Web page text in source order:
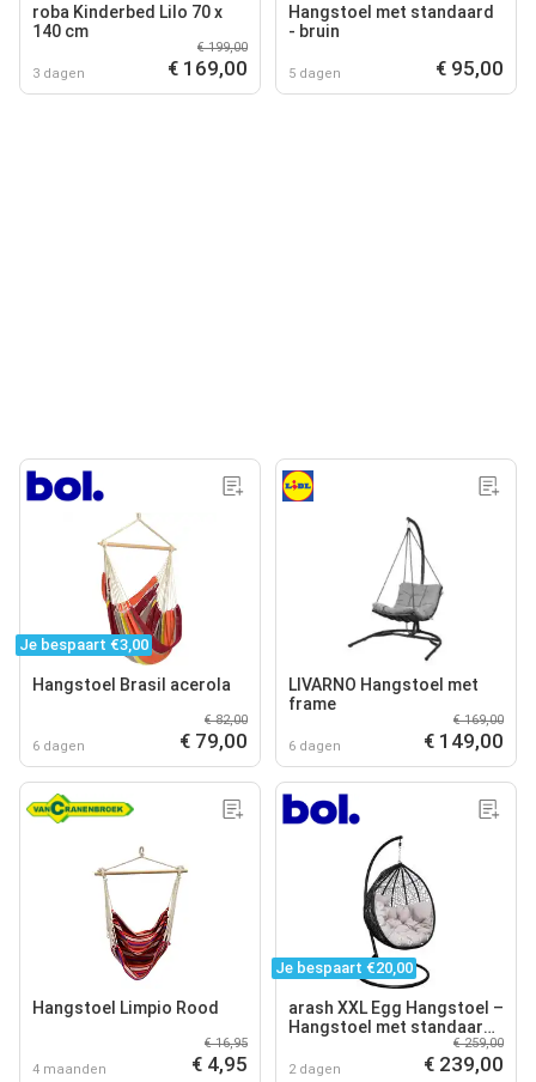
roba Kinderbed Lilo 70 x
140 cm
3 dagen
€ 199,00
€ 169,00
Hangstoel met standaard
- bruin
5 dagen € 95,00
Je bespaart €3,00
Hangstoel Brasil acerola
6 dagen
€ 82,00
€ 79,00
LIVARNO Hangstoel met
frame
6 dagen
€ 169,00
€ 149,00
Hangstoel Limpio Rood
4 maanden
€ 16,95
€ 4,95
Je bespaart €20,00
arash XXL Egg Hangstoel –
Hangstoel met standaard
– Egg Chair – tot 150kg –
Lichtgrijs
2 dagen
€ 259,00
€ 239,00